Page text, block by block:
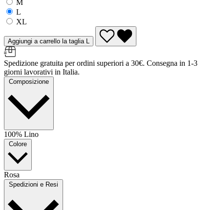
M
L
XL
Aggiungi a carrello la taglia L
Spedizione gratuita per ordini superiori a 30€. Consegna in 1-3
giorni lavorativi in Italia.
Composizione
100% Lino
Colore
Rosa
Spedizioni e Resi